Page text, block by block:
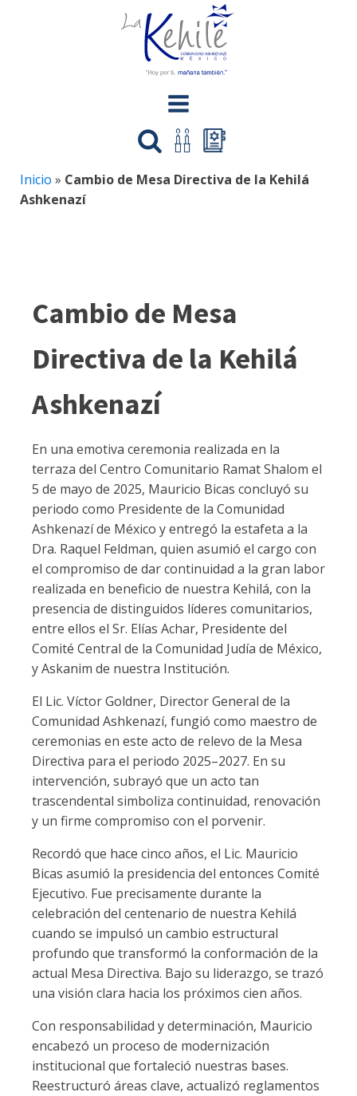
Inicio » Cambio de Mesa Directiva de la Kehilá
Ashkenazí
Cambio de Mesa
Directiva de la Kehilá
Ashkenazí
En una emotiva ceremonia realizada en la
terraza del Centro Comunitario Ramat Shalom el
5 de mayo de 2025, Mauricio Bicas concluyó su
periodo como Presidente de la Comunidad
Ashkenazí de México y entregó la estafeta a la
Dra. Raquel Feldman, quien asumió el cargo con
el compromiso de dar continuidad a la gran labor
realizada en beneficio de nuestra Kehilá, con la
presencia de distinguidos líderes comunitarios,
entre ellos el Sr. Elías Achar, Presidente del
Comité Central de la Comunidad Judía de México,
y Askanim de nuestra Institución.
El Lic. Víctor Goldner, Director General de la
Comunidad Ashkenazí, fungió como maestro de
ceremonias en este acto de relevo de la Mesa
Directiva para el periodo 2025–2027. En su
intervención, subrayó que un acto tan
trascendental simboliza continuidad, renovación
y un firme compromiso con el porvenir.
Recordó que hace cinco años, el Lic. Mauricio
Bicas asumió la presidencia del entonces Comité
Ejecutivo. Fue precisamente durante la
celebración del centenario de nuestra Kehilá
cuando se impulsó un cambio estructural
profundo que transformó la conformación de la
actual Mesa Directiva. Bajo su liderazgo, se trazó
una visión clara hacia los próximos cien años.
Con responsabilidad y determinación, Mauricio
encabezó un proceso de modernización
institucional que fortaleció nuestras bases.
Reestructuró áreas clave, actualizó reglamentos